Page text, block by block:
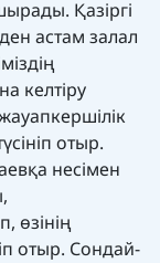
Қазіргі
астам залал
келтіру
отыр.
несімен
өзінің
отыр. Сондай-